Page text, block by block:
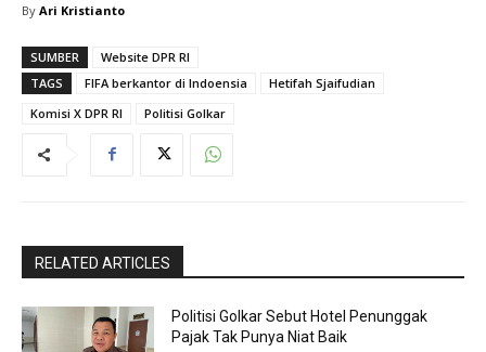
By Ari Kristianto
SUMBER
Website DPR RI
TAGS
FIFA berkantor di Indoensia
Hetifah Sjaifudian
Komisi X DPR RI
Politisi Golkar
RELATED ARTICLES
Politisi Golkar Sebut Hotel Penunggak
Pajak Tak Punya Niat Baik